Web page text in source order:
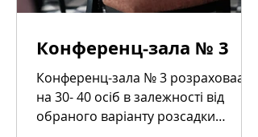
Конференц-зала № 3
Конференц-зала № 3 розраховаа
на 30- 40 осіб в залежності від
обраного варіанту розсадки